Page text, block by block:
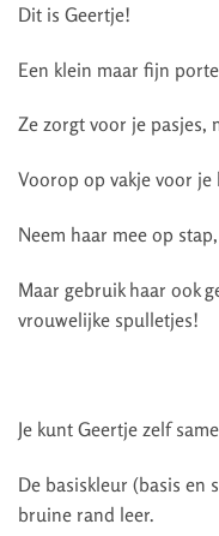
Dit is Geertje!
Een klein maar fijn
Ze zorgt voor je pasjes,
Voorop op vakje voor
Neem haar mee op
Maar gebruik haar ook
vrouwelijke spulletjes!
Je kunt Geertje zelf
De basiskleur (basis en
bruine rand leer.